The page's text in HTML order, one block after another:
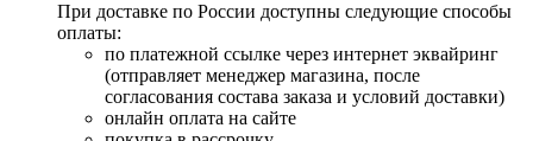
При доставке по России доступны следующие способы
оплаты:
по платежной ссылке через интернет эквайринг
(отправляет менеджер магазина, после
согласования состава заказа и условий доставки)
онлайн оплата на сайте